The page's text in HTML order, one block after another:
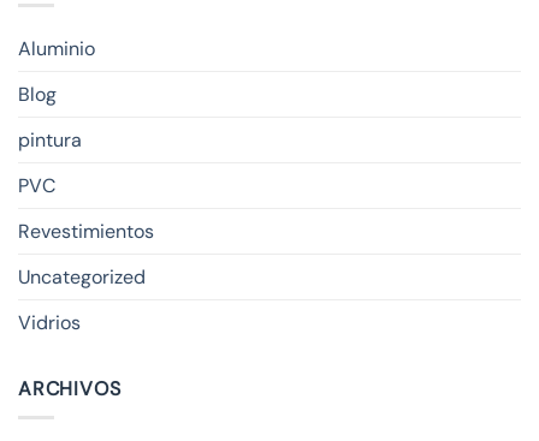
Aluminio
Blog
pintura
PVC
Revestimientos
Uncategorized
Vidrios
ARCHIVOS